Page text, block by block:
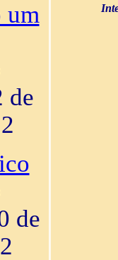
um
de
de